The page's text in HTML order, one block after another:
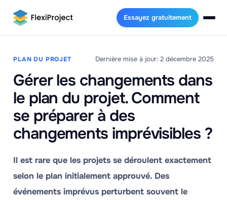
Essayez gratuitement
PLAN DU PROJET Dernière mise à jour: 2 décembre 2025
Gérer les changements dans
le plan du projet. Comment
se préparer à des
changements imprévisibles ?
Il est rare que les projets se déroulent exactement
selon le plan initialement approuvé. Des
événements imprévus perturbent souvent le